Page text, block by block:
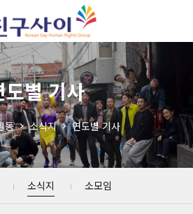
도별 기사
동 소식지 연도별 기사
소식지 소모임